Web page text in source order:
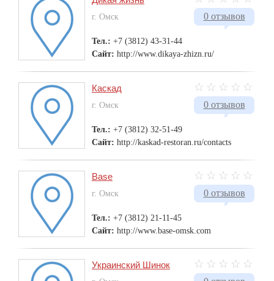
0 отзывов
г. Омск
Тел.: +7 (3812) 43-31-44
Сайт: http://www.dikaya-zhizn.ru/
0 отзывов
Каскад
г. Омск
Тел.: +7 (3812) 32-51-49
Сайт: http://kaskad-restoran.ru/contacts
0 отзывов
Base
г. Омск
Тел.: +7 (3812) 21-11-45
Сайт: http://www.base-omsk.com
Украинский Шинок